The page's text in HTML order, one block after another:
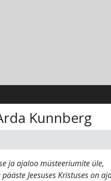
Kunnberg
ja ajaloo müsteeriumite üle,
Jeesuses Kristuses on